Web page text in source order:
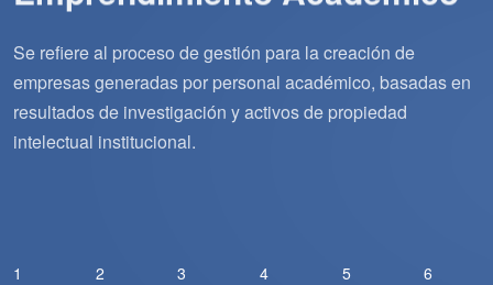
Se refiere al proceso de gestión para la creación de
empresas generadas por personal académico, basadas en
resultados de investigación y activos de propiedad
intelectual institucional.